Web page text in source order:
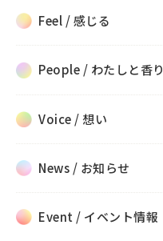
Feel / 感じる
People / わたしと香り
Voice / 想い
News / お知らせ
Event / イベント情報